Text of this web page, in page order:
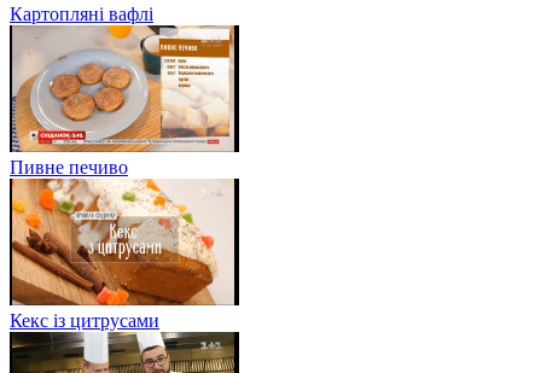
Картопляні вафлі
Пивне печиво
Кекс із цитрусами